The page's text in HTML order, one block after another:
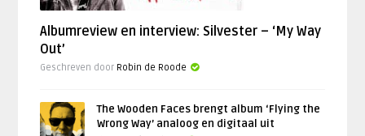
Albumreview en interview: Silvester – ‘My Way
Out’
Geschreven door Robin de Roode
The Wooden Faces brengt album ‘Flying the
Wrong Way’ analoog en digitaal uit